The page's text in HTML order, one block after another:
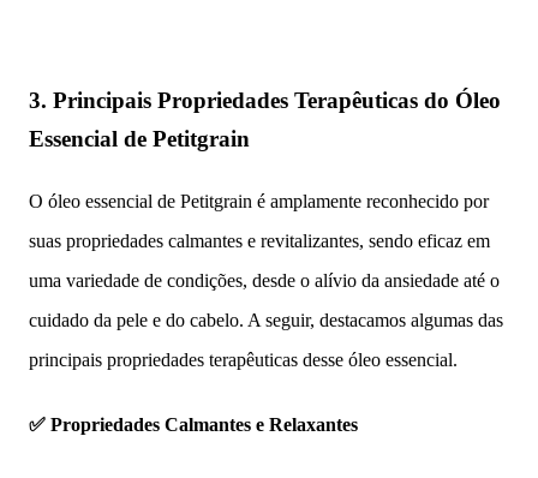
3. Principais Propriedades Terapêuticas do Óleo
Essencial de Petitgrain
O óleo essencial de Petitgrain é amplamente reconhecido por
suas propriedades calmantes e revitalizantes, sendo eficaz em
uma variedade de condições, desde o alívio da ansiedade até o
cuidado da pele e do cabelo. A seguir, destacamos algumas das
principais propriedades terapêuticas desse óleo essencial.
✅ Propriedades Calmantes e Relaxantes